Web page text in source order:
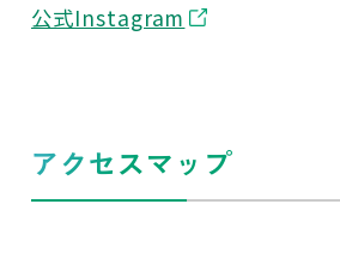
公式Instagram
アクセスマップ